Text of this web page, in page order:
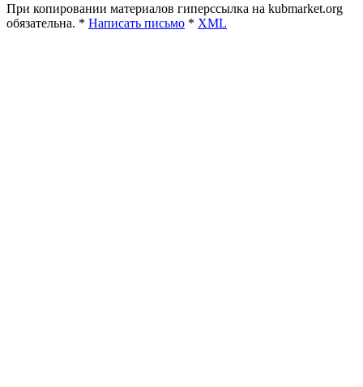
При копировании материалов гиперссылка на kubmarket.org
обязательна. * Написать письмо * XML